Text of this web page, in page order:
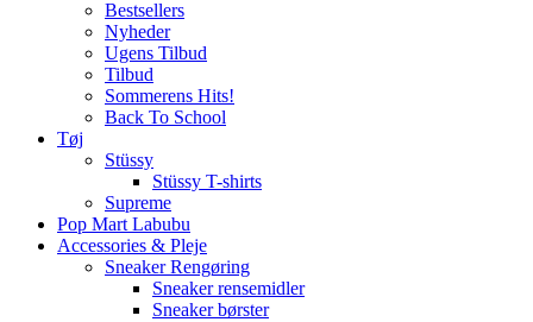
Bestsellers
Nyheder
Ugens Tilbud
Tilbud
Sommerens Hits!
Back To School
Tøj
Stüssy
Stüssy T-shirts
Supreme
Pop Mart Labubu
Accessories & Pleje
Sneaker Rengøring
Sneaker rensemidler
Sneaker børster